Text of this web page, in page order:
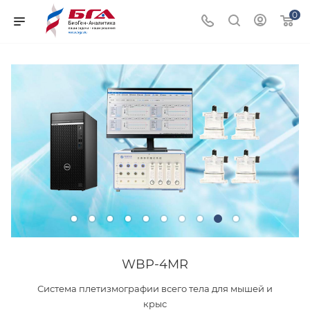
0
WBP-4MR
Система плетизмографии всего тела для мышей и
крыс